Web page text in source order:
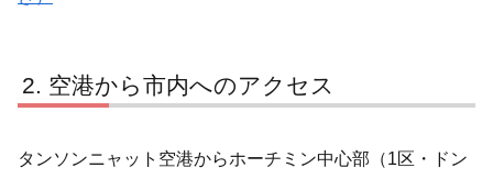
空港から市内へのアクセス
タンソンニャット空港からホーチミン中心部（1区・ドン